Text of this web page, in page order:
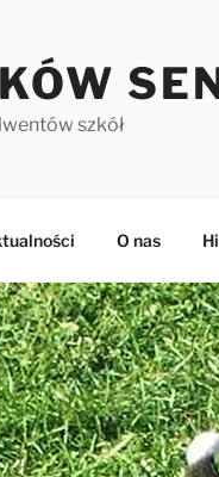
szkół
O nas